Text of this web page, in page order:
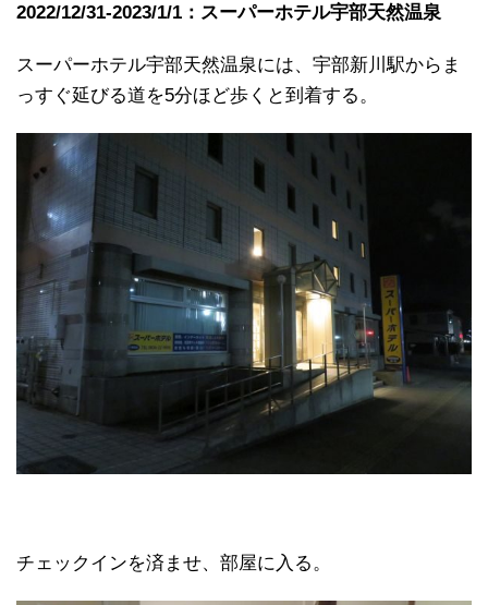
2022/12/31-2023/1/1：スーパーホテル宇部天然温泉
スーパーホテル宇部天然温泉には、宇部新川駅からま
っすぐ延びる道を5分ほど歩くと到着する。
チェックインを済ませ、部屋に入る。